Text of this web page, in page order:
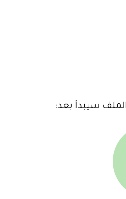
الملف سيبدأ بعد: